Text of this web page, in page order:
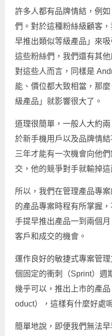
許多人都有品牌情結，例
們。對於這種粉絲級顧客
早推出類似等級產品」來
這些粉絲們，我們還有其
對這些人而言，同樣是
能、價位都大致相當，那
級產品」就影響很大了。
道理很簡單，一般人大約
於新手機用戶以及品牌情
三年才能有一次機會向他
交，他的競爭對手就輸掉
所以，我們在管理產品專
的產品專案時程有所掌握
手提早推出產品一到兩個
客戶和成交的機會。
運作良好的敏捷式專案管
個固定的衝刺（Sprint）週
幾乎可以，推出上市的產
oduct），這樣有什麼好處
簡單地說，即便我們無法